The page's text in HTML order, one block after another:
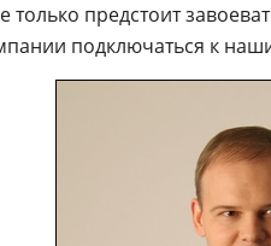
только предстоит
подключаться к